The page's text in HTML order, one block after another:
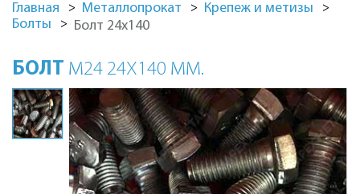
Главная Металлопрокат
Крепеж и метизы
Болты
Болт 24х140
БОЛТ М24 24Х140 ММ.